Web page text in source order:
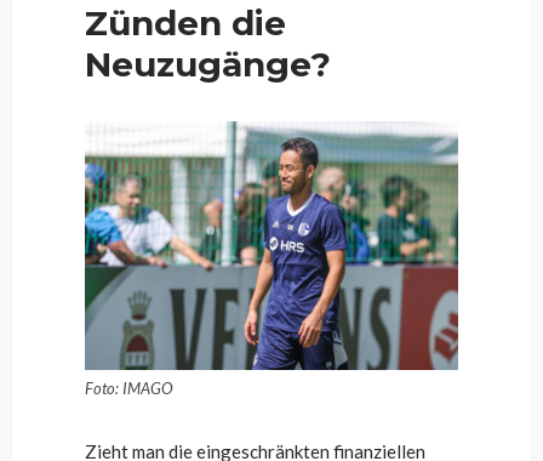
Zünden die
Neuzugänge?
Foto: IMAGO
Zieht man die eingeschränkten finanziellen